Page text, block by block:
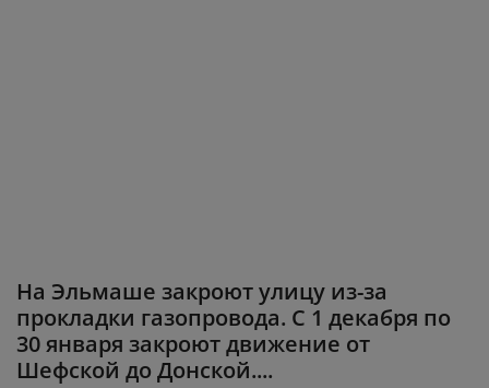
На Эльмаше закроют улицу из-за
прокладки газопровода. С 1 декабря по
30 января закроют движение от
Шефской до Донской....